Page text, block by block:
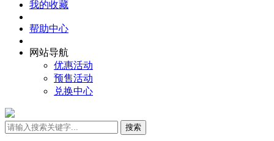
我的收藏
帮助中心
网站导航
优惠活动
预售活动
兑换中心
搜索